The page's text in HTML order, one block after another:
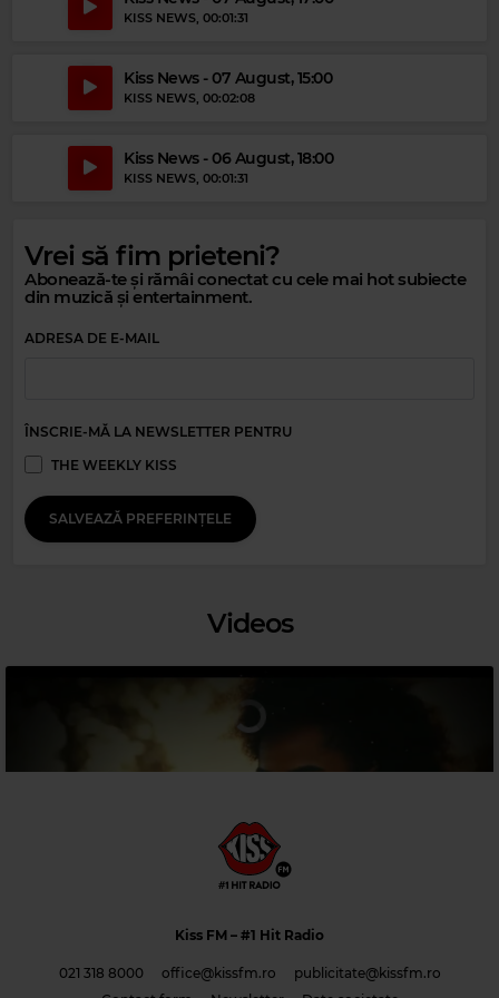
Magic Relax
APOLLINARE ROSSI EVERY LITTLE THING SHE DOES IS MAGIC
COOLIO
KISS NEWS, 00:01:31
Kiss News - 07 August, 15:00
KISS NEWS, 00:02:08
Kiss News - 06 August, 18:00
KISS NEWS, 00:01:31
Vrei să fim prieteni?
Abonează-te și rămâi conectat cu cele mai hot subiecte
din muzică și entertainment.
ADRESA DE E-MAIL
ÎNSCRIE-MĂ LA NEWSLETTER PENTRU
THE WEEKLY KISS
SALVEAZĂ PREFERINȚELE
Videos
Kiss FM – #1 Hit Radio
021 318 8000 office@kissfm.ro
publicitate@kissfm.ro